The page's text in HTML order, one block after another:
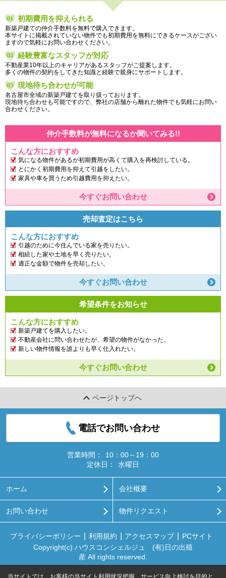
初期費用を抑えられる
新築戸建ての仲介手数料を無料で購入できます。
本サイトに掲載されていない物件でも初期費用を無料にできるケースがござい
ますので気軽にお問い合わせください。
経験豊富なスタッフが対応
不動産業10年以上のキャリアがあるスタッフがご提案します。
多くの物件の契約をしてきた知識と経験で親身にサポートします。
現地待ち合わせが可能
名古屋市全域の新築戸建てを取り扱っております。
現地待ち合わせも可能ですので、弊社の店舗から離れた物件でも気軽にお問い
合わせください。
仲介手数料が無料になるか聞いてみる!!
こんな方におすすめ
気になる物件があるが初期費用が高くて購入を再検討している。
とにかく初期費用を抑えて引越をしたい。
家具や車を買うため引越費用を抑えたい。
今すぐお問い合わせ
売却査定はこちら
こんな方におすすめ
引越のために今住んでいる家を売りたい。
相続した家や土地を早く売りたい。
適正な金額で物件を売却したい。
今すぐお問い合わせ
希望条件をお知らせ
こんな方におすすめ
新築戸建てを購入したい。
不動産会社に問い合わせたが、希望の物件がなかった。
新しい物件情報を誰よりも早く仕入れたい。
今すぐお問い合わせ
ページトップへ
電話でお問い合わせ
営業時間：
10：00～19：00
定休日：
水曜日
ホーム 会社概要
お問い合わせ 物件リクエスト
プライバシーポリシー 利用規約 アクセスマップ
PCサイト
Copyright(c) ハウスコンシェルジュ (有)日の出殖
産 All rights reserved.
当サイトでは、お客様の当サイト利用状況把握、サービス向上検討を目的と